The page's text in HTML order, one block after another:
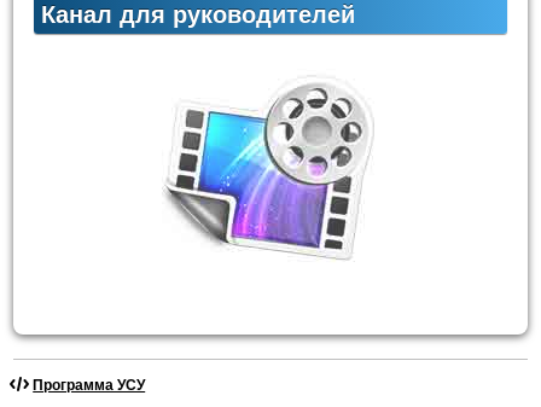
Канал для руководителей
Программа УСУ